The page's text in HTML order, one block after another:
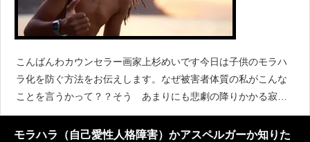
こんばんわカウンセラー画家上杉めいです今日は子供のモラハ
ラ化を防ぐ方法をお伝えします。なぜ被害者体質の私がこんな
ことを言うかって？？そう あまりにも悲劇の降りかかる寂し
い人生を小さな頃から観察しまくり モラハラを経験してから
は勉強して研究して 埋も
モラハラ（自己愛性人格障害）かアスペルガーか知りた